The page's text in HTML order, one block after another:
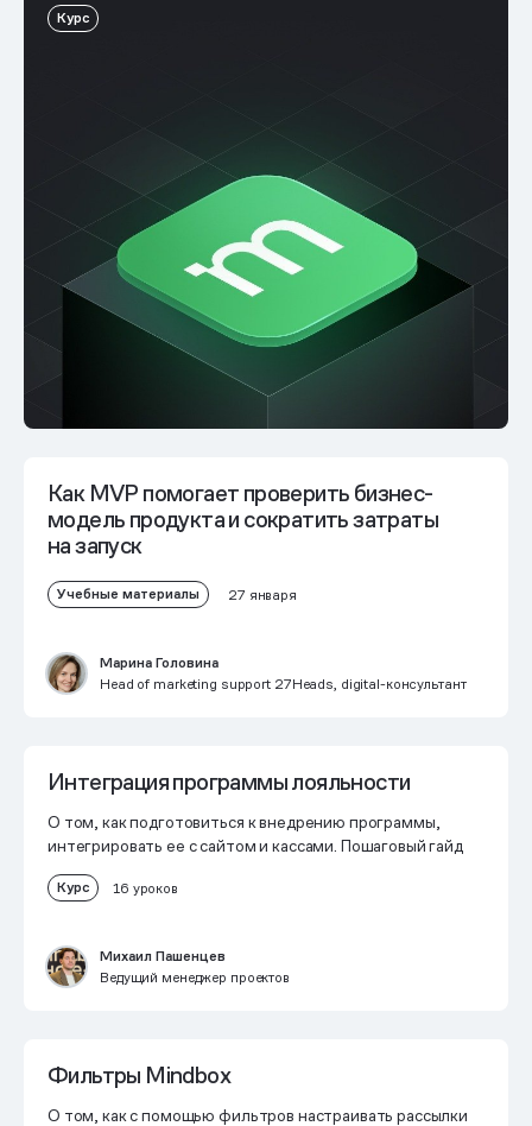
Курс
Как MVP помогает проверить бизнес-
модель продукта и сократить затраты
на запуск
Учебные материалы 27 января
Марина Головина
Head of marketing support 27Heads, digital-консультант
Интеграция программы лояльности
О том, как подготовиться к внедрению программы,
интегрировать ее с сайтом и кассами. Пошаговый гайд
Курс 16 уроков
Михаил Пашенцев
Ведущий менеджер проектов
Фильтры Mindbox
О том, как с помощью фильтров настраивать рассылки